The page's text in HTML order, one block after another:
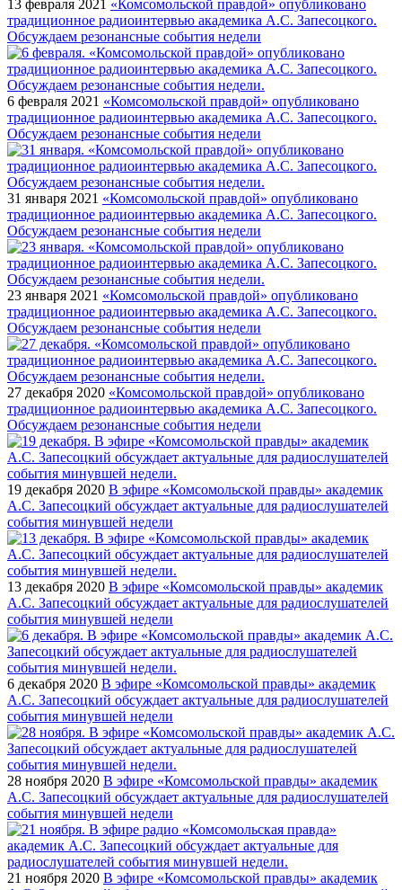
13 февраля 2021 «Комсомольской правдой» опубликовано
традиционное радиоинтервью академика А.С. Запесоцкого.
Обсуждаем резонансные события недели
6 февраля 2021 «Комсомольской правдой» опубликовано
традиционное радиоинтервью академика А.С. Запесоцкого.
Обсуждаем резонансные события недели
31 января 2021 «Комсомольской правдой» опубликовано
традиционное радиоинтервью академика А.С. Запесоцкого.
Обсуждаем резонансные события недели
23 января 2021 «Комсомольской правдой» опубликовано
традиционное радиоинтервью академика А.С. Запесоцкого.
Обсуждаем резонансные события недели
27 декабря 2020 «Комсомольской правдой» опубликовано
традиционное радиоинтервью академика А.С. Запесоцкого.
Обсуждаем резонансные события недели
19 декабря 2020 В эфире «Комсомольской правды» академик
А.С. Запесоцкий обсуждает актуальные для радиослушателей
события минувшей недели
13 декабря 2020 В эфире «Комсомольской правды» академик
А.С. Запесоцкий обсуждает актуальные для радиослушателей
события минувшей недели
6 декабря 2020 В эфире «Комсомольской правды» академик
А.С. Запесоцкий обсуждает актуальные для радиослушателей
события минувшей недели
28 ноября 2020 В эфире «Комсомольской правды» академик
А.С. Запесоцкий обсуждает актуальные для радиослушателей
события минувшей недели
21 ноября 2020 В эфире «Комсомольской правды» академик